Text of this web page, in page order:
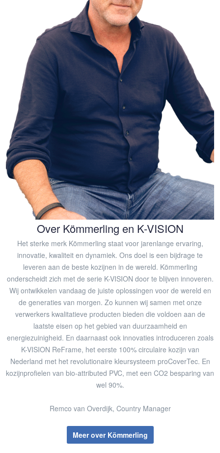
Over Kömmerling en K-VISION
Het sterke merk Kömmerling staat voor jarenlange ervaring,
innovatie, kwaliteit en dynamiek. Ons doel is een bijdrage te
leveren aan de beste kozijnen in de wereld. Kömmerling
onderscheidt zich met de serie K-VISION door te blijven innoveren.
Wij ontwikkelen vandaag de juiste oplossingen voor de wereld en
de generaties van morgen. Zo kunnen wij samen met onze
verwerkers kwalitatieve producten bieden die voldoen aan de
laatste eisen op het gebied van duurzaamheid en
energiezuinigheid. En daarnaast ook innovaties introduceren zoals
K-VISION ReFrame, het eerste 100% circulaire kozijn van
Nederland met het revolutionaire kleursysteem proCoverTec. ​En
kozijnprofielen van bio-attributed PVC, met een CO2 besparing van
wel 90%.
Remco van Overdijk, Country Manager
Meer over Kömmerling